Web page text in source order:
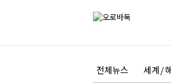
전체뉴스 세계 /